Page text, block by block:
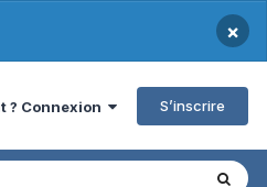
×
? Connexion S’inscrire